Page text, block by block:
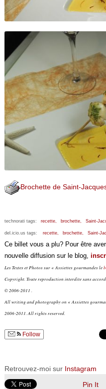
Brochette de Saint-
technorati tags: recette, brochette, Saint-
del.icio.us tags: recette, brochette, Saint-
Ce billet vous a plu? Pour être
nouvelle diffusion sur le blog,
Les Textes et Photos sur « Assiettes gourmandes le
Copyright. Toute reproduction interdite sans accord
© 2006-2011 .
All writing and photography on « Assiettes
2006-2011. All rights reserved.
Follow
Retrouvez-moi sur Instagram
Pin It